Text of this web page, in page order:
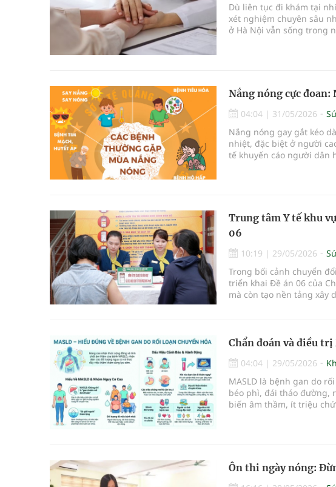
Dù liên tục đi khám tại
xét nghiệm chuyên sâu
ở Hà Nội vẫn sống trong
Nắng nóng cực
04:04 | 31/05/2026
Nắng nóng gay gắt kéo
nhiệt, đặc biệt ở người
tế khuyến cáo người dân
Trung tâm Y tế khu
06
10:19 | 29/05/2026
Trong bối cảnh chuyển
triển khai Đề án 06 của
mà còn tạo nền tảng xây
Chẩn đoán và điều
04:04 | 29/05/2026
MASLD là bệnh gan do
béo phì, đái tháo đường,
biến âm thầm, ít triệu
Ôn thi ngày nóng: